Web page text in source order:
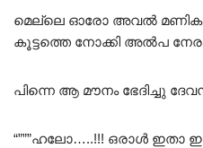
മെല്ലെ ഓരോ അവൽ മണികളും
കൂട്ടത്തെ നോക്കി അൽപ
പിന്നെ ആ മൗനം ഭേദിച്ചു
“”””ഹലോ…..!!! ഒരാൾ ഇതാ